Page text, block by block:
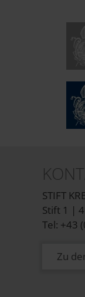
STIFT
Stift 1 |
Tel: +43
Zu